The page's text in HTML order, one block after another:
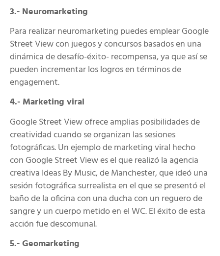
3.- Neuromarketing
Para realizar neuromarketing puedes emplear Google
Street View con juegos y concursos basados en una
dinámica de desafío-éxito- recompensa, ya que así se
pueden incrementar los logros en términos de
engagement.
4.- Marketing viral
Google Street View ofrece amplias posibilidades de
creatividad cuando se organizan las sesiones
fotográficas. Un ejemplo de marketing viral hecho
con Google Street View es el que realizó la agencia
creativa Ideas By Music, de Manchester, que ideó una
sesión fotográfica surrealista en el que se presentó el
baño de la oficina con una ducha con un reguero de
sangre y un cuerpo metido en el WC. El éxito de esta
acción fue descomunal.
5.- Geomarketing